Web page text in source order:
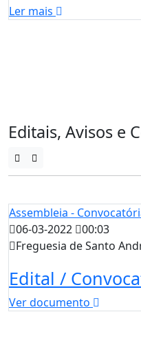
Ler mais
Editais, Avisos e
Assembleia -
06-03-2022
00:03
Freguesia de Santo
Edital /
Ver documento